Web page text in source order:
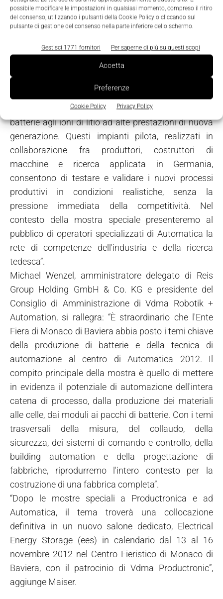
possibile modificare le impostazioni in qualsiasi momento, compreso il ritiro
del consenso, utilizzando i pulsanti della Cookie Policy o cliccando sul
pulsante di gestione del consenso nella parte inferiore dello schermo.
Gestisci 1771 fornitori Per saperne di più su questi scopi
Accetta
Preferenze
Cookie Policy Privacy Policy
prodotti di serie idonei al mercato e sviluppo
costante della tecnica di produzione. Achim
produzione presso il laboratorio di macchine utensili
dell'istituto tecnico Rwth di Aquisgrana, cita il
contributo della ricerca tedesca alla competitività
della produzione di batterie: “Stanno sorgendo
proprio ora le prime fabbriche commerciali per
batterie agli ioni di litio ad alte prestazioni di nuova
generazione. Questi impianti pilota, realizzati in
collaborazione fra produttori, costruttori di
macchine e ricerca applicata in Germania,
consentono di testare e validare i nuovi processi
produttivi in condizioni realistiche, senza la
pressione immediata della competitività. Nel
contesto della mostra speciale presenteremo al
pubblico di operatori specializzati di Automatica la
rete di competenze dell'industria e della ricerca
tedesca”.
Michael Wenzel, amministratore delegato di Reis
Group Holding GmbH & Co. KG e presidente del
Consiglio di Amministrazione di Vdma Robotik +
Automation, si rallegra: “È straordinario che l'Ente
Fiera di Monaco di Baviera abbia posto i temi chiave
della produzione di batterie e della tecnica di
automazione al centro di Automatica 2012. Il
compito principale della mostra è quello di mettere
in evidenza il potenziale di automazione dell'intera
catena di processo, dalla produzione dei materiali
alle celle, dai moduli ai pacchi di batterie. Con i temi
trasversali della misura, del collaudo, della
sicurezza, dei sistemi di comando e controllo, della
building automation e della progettazione di
fabbriche, riprodurremo l'intero contesto per la
costruzione di una fabbrica completa”.
“Dopo le mostre speciali a Productronica e ad
Automatica, il tema troverà una collocazione
definitiva in un nuovo salone dedicato, Electrical
Energy Storage (ees) in calendario dal 13 al 16
novembre 2012 nel Centro Fieristico di Monaco di
Baviera, con il patrocinio di Vdma Productronic”,
aggiunge Maiser.